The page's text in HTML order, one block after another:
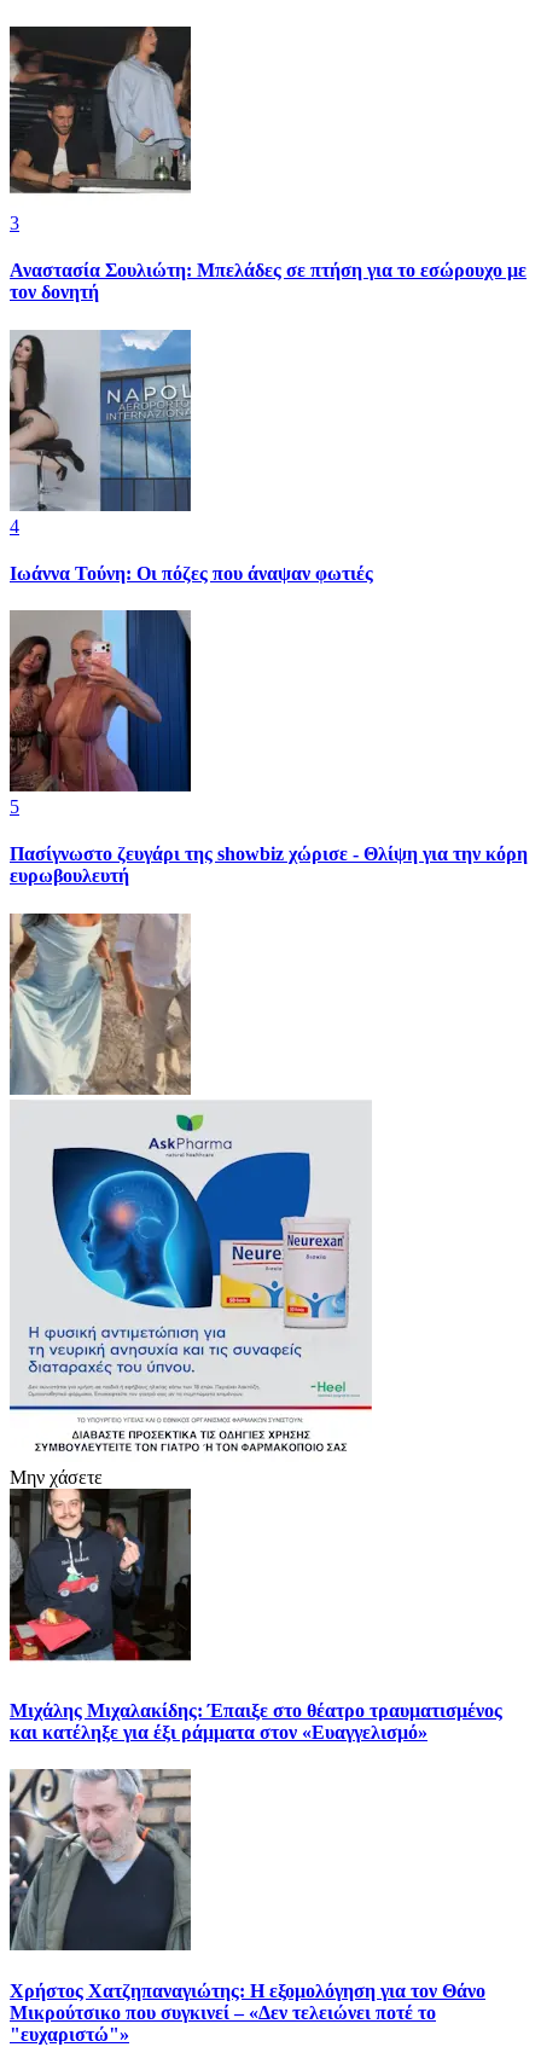
3
Αναστασία Σουλιώτη: Μπελάδες σε πτήση για το εσώρουχο με
τον δονητή
4
Ιωάννα Τούνη: Οι πόζες που άναψαν φωτιές
5
Πασίγνωστο ζευγάρι της showbiz χώρισε - Θλίψη για την κόρη
ευρωβουλευτή
Μην χάσετε
Μιχάλης Μιχαλακίδης: Έπαιξε στο θέατρο τραυματισμένος
και κατέληξε για έξι ράμματα στον «Ευαγγελισμό»
Χρήστος Χατζηπαναγιώτης: Η εξομολόγηση για τον Θάνο
Μικρούτσικο που συγκινεί – «Δεν τελειώνει ποτέ το
"ευχαριστώ"»